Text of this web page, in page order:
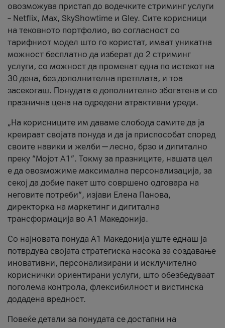
овозможува пристап до водечките стриминг услуги
– Netflix, Max, SkyShowtime и Gley. Сите корисници
на тековното портфолио, во согласност со
тарифниот модел што го користат, имаат уникатна
можност бесплатно да изберат до 2 стриминг
услуги, со можност да променат една по истекот на
30 дена, без дополнителна претплата, и тоа
засекогаш. Понудата е дополнително збогатена и со
празнична цена на одредени атрактивни уреди.
„На корисниците им даваме слобода самите да ја
креираат својата понуда и да ја приспособат според
своите навики и желби — лесно, брзо и дигитално
преку “Мојот А1”. Токму за празниците, нашата цел
е да овозможиме максимална персонализација, за
секој да добие пакет што совршено одговара на
неговите потреби“, изјави Елена Панова,
директорка на маркетинг и дигитална
трансформација во А1 Македонија.
Со најновата понуда А1 Македонија уште еднаш ја
потврдува својата стратегиска насока за создавање
иновативни, персонализирани и исклучително
кориснички ориентирани услуги, што обезбедуваат
поголема контрола, флексибилност и вистинска
додадена вредност.
Повеќе детали за понудата се достапни на